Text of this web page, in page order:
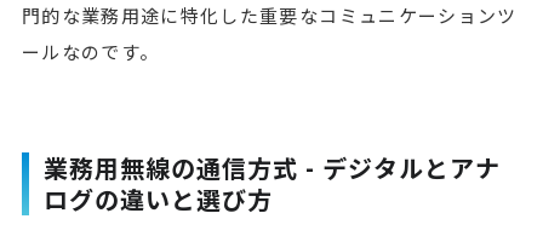
門的な業務用途に特化した重要なコミュニケーションツ
ールなのです。
業務用無線の通信方式 - デジタルとアナ
ログの違いと選び方